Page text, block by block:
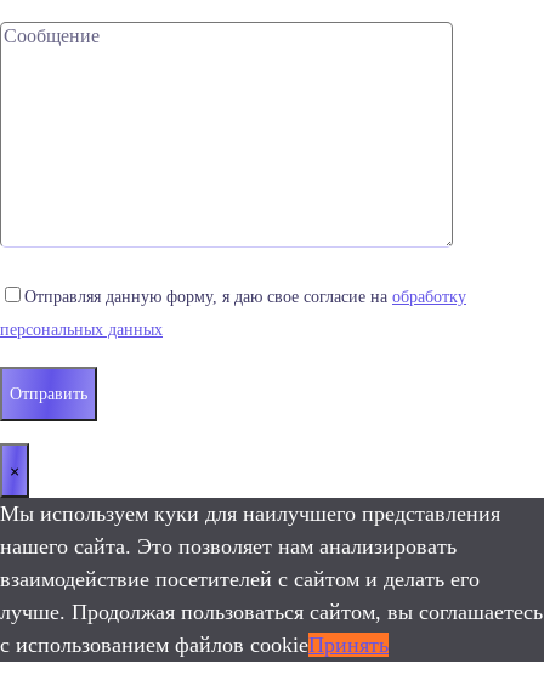
Отправляя данную форму, я даю свое согласие на обработку
персональных данных
×
Мы используем куки для наилучшего представления
нашего сайта. Это позволяет нам анализировать
взаимодействие посетителей с сайтом и делать его
лучше. Продолжая пользоваться сайтом, вы соглашаетесь
с использованием файлов cookieПринять